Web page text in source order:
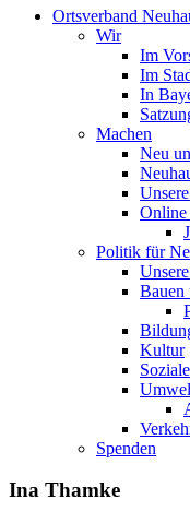
Ortsverband
Wir
Im
Im
In
Machen
Neu
Politik für
Bauen
Kultur
Spenden
Ina Thamke